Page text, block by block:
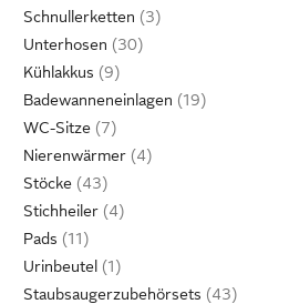
Schnullerketten
Unterhosen
Kühlakkus
Badewanneneinlagen
WC-Sitze
Nierenwärmer
Stöcke
Stichheiler
Pads
Urinbeutel
Staubsaugerzubehörsets